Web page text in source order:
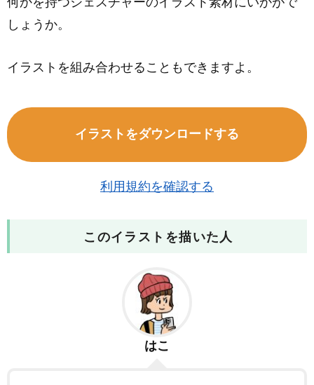
何かを持つジェスチャーのイラスト素材にいかがで
しょうか。
イラストを組み合わせることもできますよ。
イラストをダウンロードする
利用規約を確認する
このイラストを描いた人
はこ